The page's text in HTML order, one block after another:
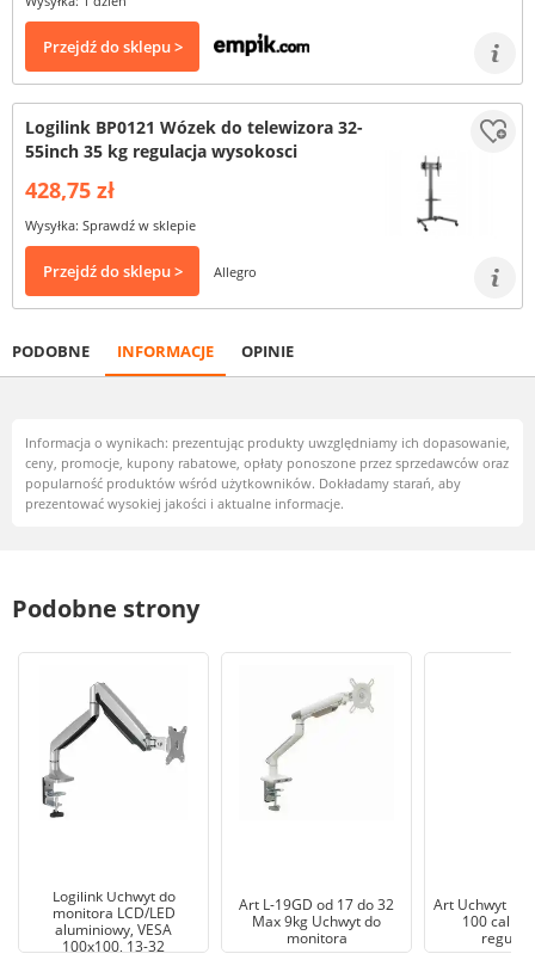
Przejdź do sklepu >
Logilink BP0121 Wózek do telewizora 32-
55inch 35 kg regulacja wysokosci
428,75 zł
Wysyłka: Sprawdź w sklepie
Przejdź do sklepu > Allegro
PODOBNE INFORMACJE OPINIE
Informacja o wynikach: prezentując produkty uwzględniamy ich dopasowanie,
ceny, promocje, kupony rabatowe, opłaty ponoszone przez sprzedawców oraz
popularność produktów wśród użytkowników. Dokładamy starań, aby
prezentować wysokiej jakości i aktualne informacje.
Podobne strony
Logilink Uchwyt do
monitora LCD/LED
aluminiowy, VESA
100x100, 13-32
Art L-19GD od 17 do 32
Max 9kg Uchwyt do
monitora
Art Uchwyt
100 cali